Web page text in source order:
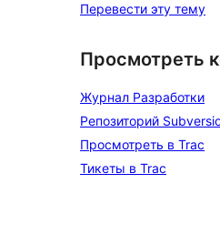
Перевести эту тему
Просмотреть
Журнал Разработки
Репозиторий
Просмотреть в Trac
Тикеты в Trac